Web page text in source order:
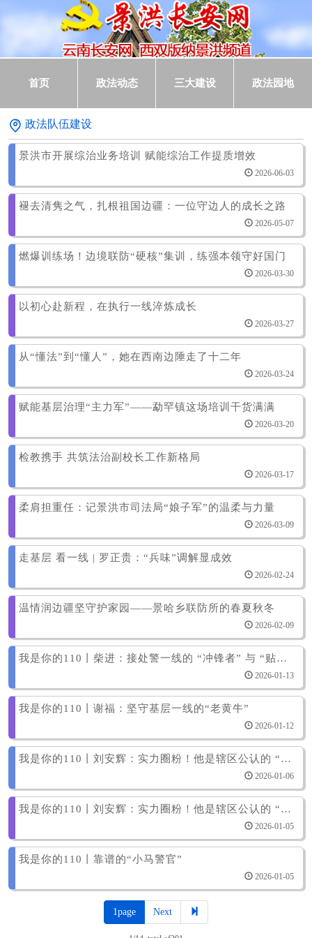
首页 政法动态 三大建设 政法园地
政法队伍建设
景洪市开展综治业务培训 赋能综治工作提质增效
2026-06-03
褪去清隽之气，扎根祖国边疆：一位守边人的成长之路
2026-05-07
燃爆训练场！边境联防“硬核”集训，练强本领守好国门
2026-03-30
以初心赴新程，在执行一线淬炼成长
2026-03-27
从“懂法”到“懂人”，她在西南边陲走了十二年
2026-03-24
赋能基层治理“主力军”——勐罕镇这场培训干货满满
2026-03-20
检教携手 共筑法治副校长工作新格局
2026-03-17
柔肩担重任：记景洪市司法局“娘子军”的温柔与力量
2026-03-09
走基层 看一线 | 罗正贵：“兵味”调解显成效
2026-02-24
温情润边疆坚守护家园——景哈乡联防所的春夏秋冬
2026-02-09
我是你的110丨柴进：接处警一线的 “冲锋者” 与 “贴心人”
2026-01-13
我是你的110丨谢福：坚守基层一线的“老黄牛”
2026-01-12
我是你的110丨刘安辉：实力圈粉！他是辖区公认的 “定心丸”
2026-01-06
我是你的110丨刘安辉：实力圈粉！他是辖区公认的 “定心丸”
2026-01-05
我是你的110丨靠谱的“小马警官”
2026-01-05
1page Next